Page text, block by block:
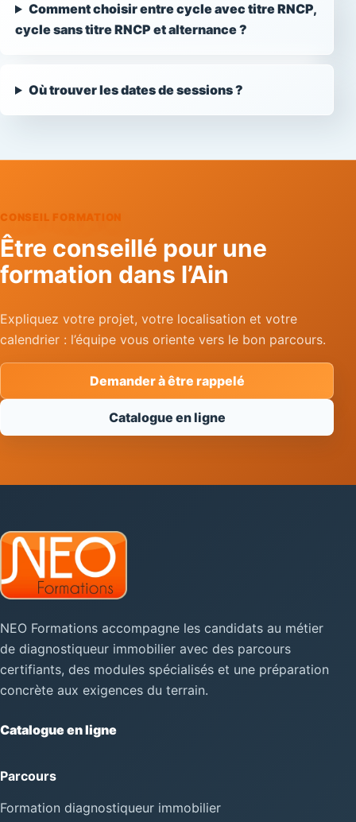
Comment choisir entre cycle avec titre RNCP,
cycle sans titre RNCP et alternance ?
Où trouver les dates de sessions ?
CONSEIL FORMATION
Être conseillé pour une
formation dans l’Ain
Expliquez votre projet, votre localisation et votre
calendrier : l’équipe vous oriente vers le bon parcours.
Demander à être rappelé
Catalogue en ligne
NEO Formations accompagne les candidats au métier
de diagnostiqueur immobilier avec des parcours
certifiants, des modules spécialisés et une préparation
concrète aux exigences du terrain.
Catalogue en ligne
Parcours
Formation diagnostiqueur immobilier